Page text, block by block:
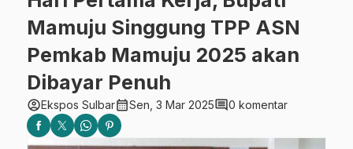
Mamuju Singgung TPP ASN
Pemkab Mamuju 2025 akan
Dibayar Penuh
account_circleEkspos Sulbarcalendar_monthSen, 3 Mar 2025comment0 komentar